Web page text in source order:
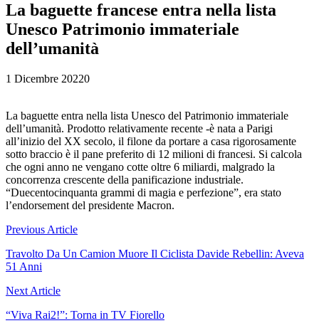
La baguette francese entra nella lista
Unesco Patrimonio immateriale
dell’umanità
1 Dicembre 20220
La baguette entra nella lista Unesco del Patrimonio immateriale
dell’umanità. Prodotto relativamente recente -è nata a Parigi
all’inizio del XX secolo, il filone da portare a casa rigorosamente
sotto braccio è il pane preferito di 12 milioni di francesi. Si calcola
che ogni anno ne vengano cotte oltre 6 miliardi, malgrado la
concorrenza crescente della panificazione industriale.
“Duecentocinquanta grammi di magia e perfezione”, era stato
l’endorsement del presidente Macron.
Navigazione
articoli
Previous Article
Travolto Da Un Camion Muore Il Ciclista Davide Rebellin: Aveva
51 Anni
Next Article
“Viva Rai2!”: Torna in TV Fiorello